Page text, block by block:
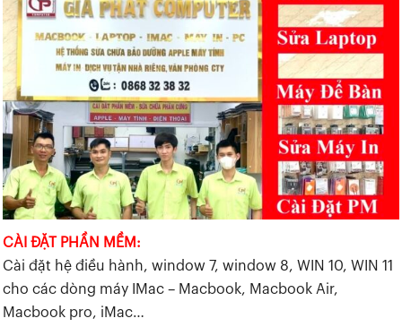
CÀI ĐẶT PHẦN MỀM:
Cài đặt hệ điều hành, window 7, window 8, WIN 10, WIN 11
cho các dòng máy IMac – Macbook, Macbook Air,
Macbook pro, iMac…